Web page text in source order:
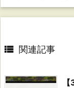
 関連記事